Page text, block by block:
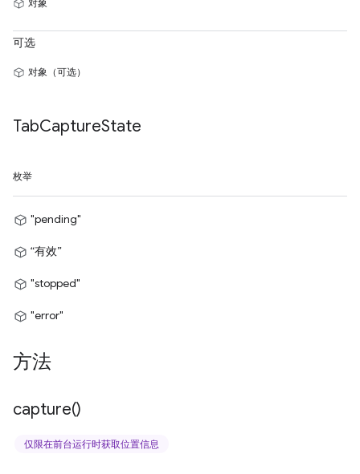
对象
可选
对象（可选）
TabCaptureState
枚举
"pending"
“有效”
"stopped"
"error"
方法
capture()
仅限在前台运行时获取位置信息